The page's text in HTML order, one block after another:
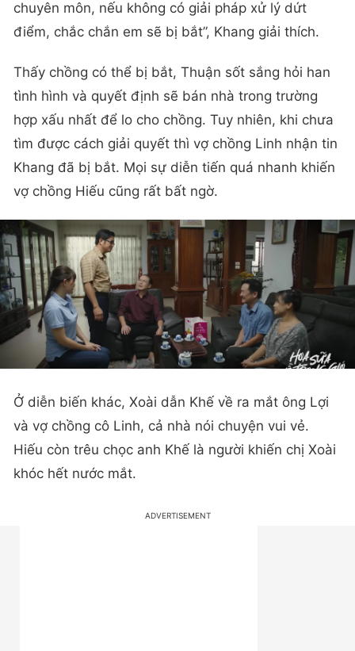
chuyên môn, nếu không có giải pháp xử lý dứt
điểm, chắc chắn em sẽ bị bắt”, Khang giải thích.
Thấy chồng có thể bị bắt, Thuận sốt sắng hỏi han
tình hình và quyết định sẽ bán nhà trong trường
hợp xấu nhất để lo cho chồng. Tuy nhiên, khi chưa
tìm được cách giải quyết thì vợ chồng Linh nhận tin
Khang đã bị bắt. Mọi sự diễn tiến quá nhanh khiến
vợ chồng Hiếu cũng rất bất ngờ.
Ở diễn biến khác, Xoài dẫn Khế về ra mắt ông Lợi
và vợ chồng cô Linh, cả nhà nói chuyện vui vẻ.
Hiếu còn trêu chọc anh Khế là người khiến chị Xoài
khóc hết nước mắt.